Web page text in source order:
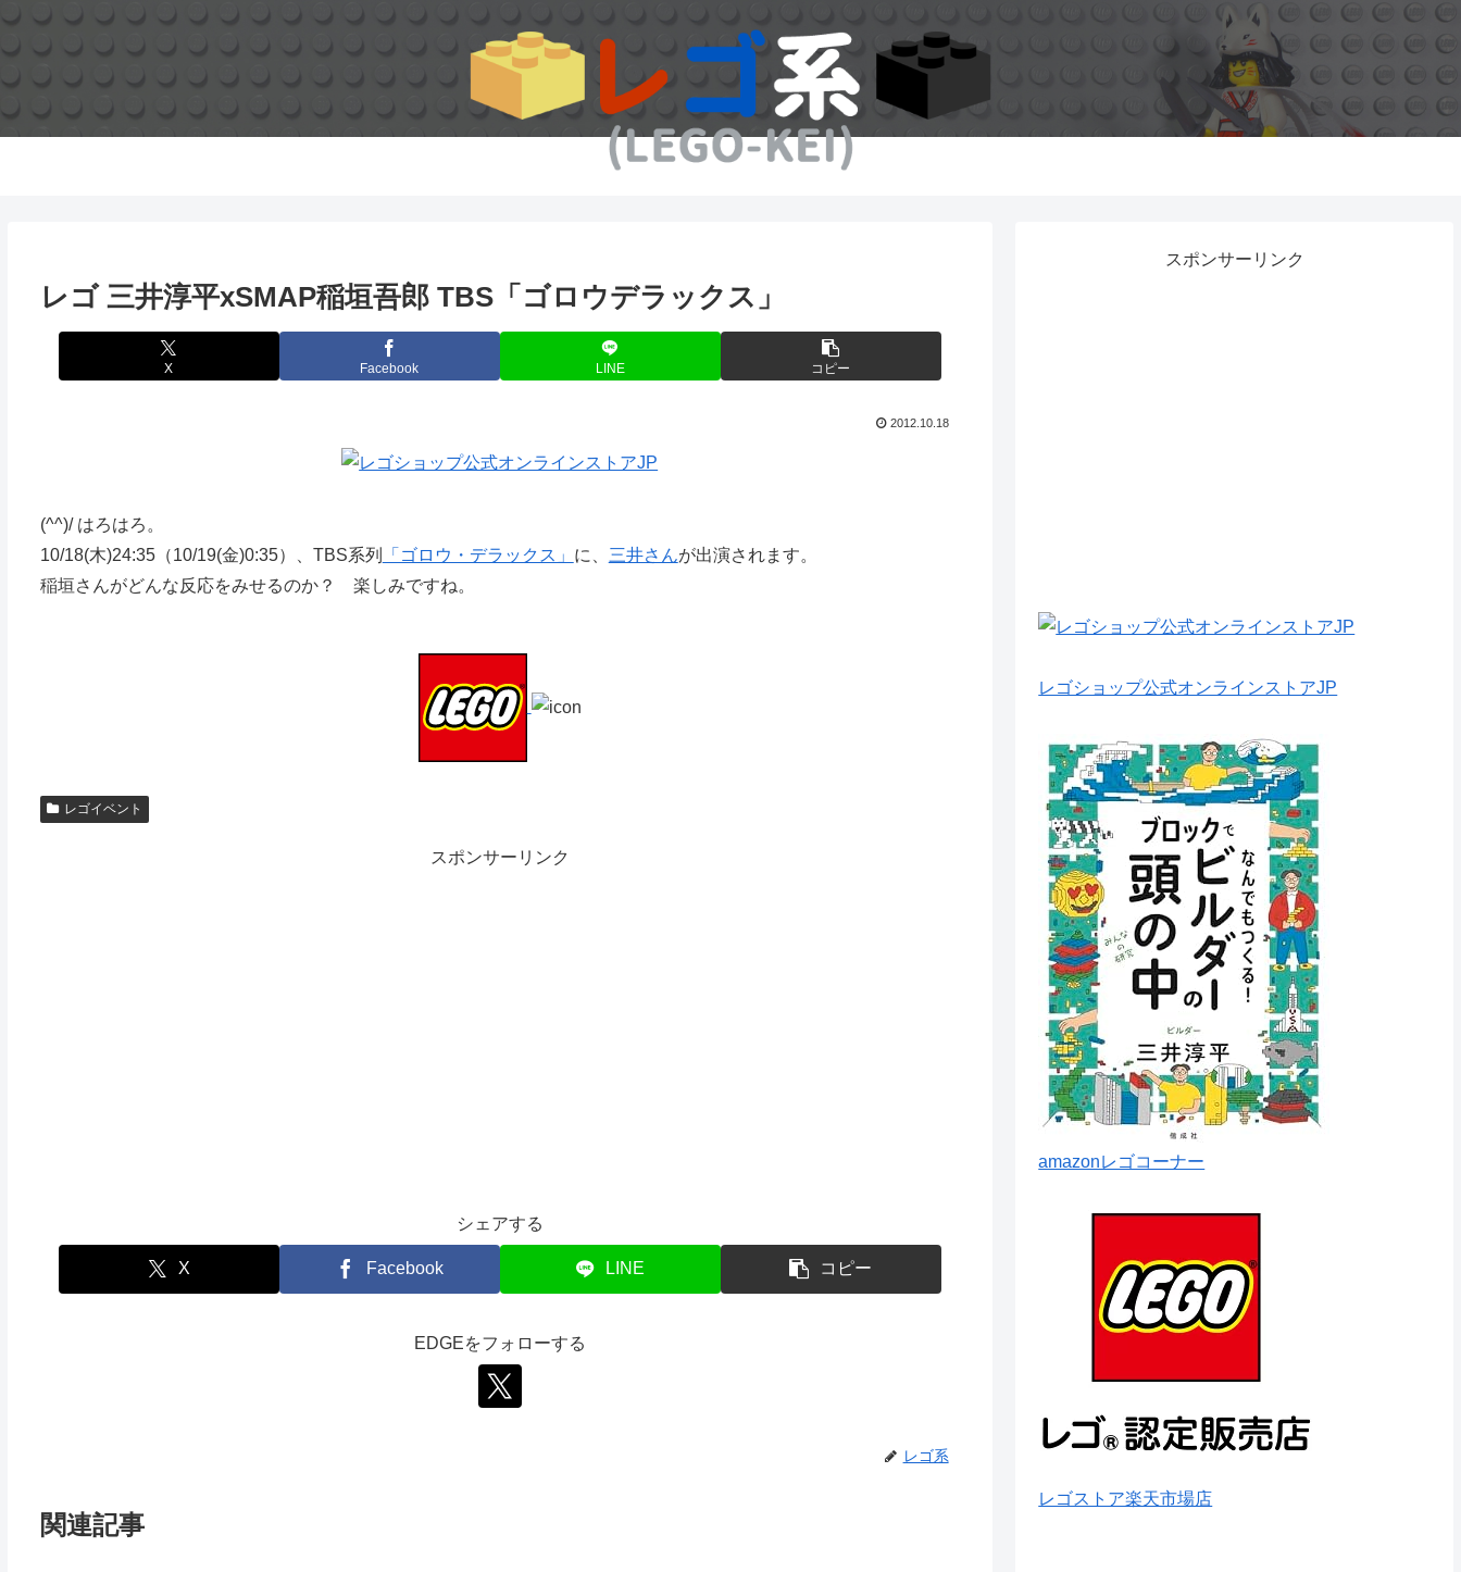
レゴ 三井淳平xSMAP稲垣吾郎 TBS「ゴロウデラックス」
X Facebook LINE コピー
2012.10.18
(^^)/ はろはろ。
10/18(木)24:35（10/19(金)0:35）、TBS系列
「ゴロウ・デラックス」 に、 三井さんが出演されます。
稲垣さんがどんな反応をみせるのか？ 楽しみですね。
レゴイベント
スポンサーリンク
シェアする
X Facebook LINE コピー
EDGEをフォローする
レゴ系
関連記事
スポンサーリンク
レゴショップ公式オンラインストアJP
amazonレゴコーナー
レゴストア楽天市場店